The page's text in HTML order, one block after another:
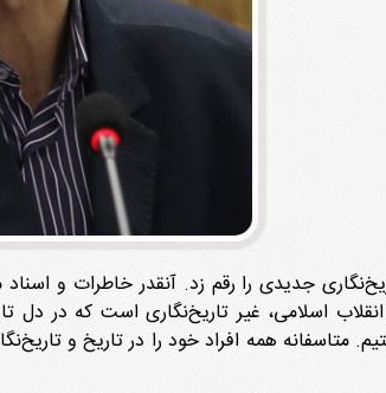
جدیدی را رقم زد. آنقدر خاطرات و
انقلاب اسلامی، غیر تاریخ‌نگاری است که در
متاسفانه همه افراد خود را در تاریخ و